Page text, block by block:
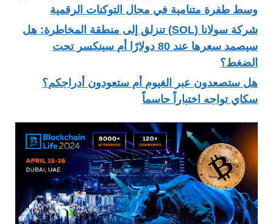
وسط طفرة متنامية في مجال التوكنات الرقمية
شركة سولانا (SOL) تنزلق إلى منطقة المخاطرة: هل
سيصمد سعرها عند 80 دولارًا أم سينكسر تحت
الضغط؟
هل ستصعدون عبر الغيوم أم ستعودون أدراجكم؟
سكاي تواجه اختباراً حاسماً